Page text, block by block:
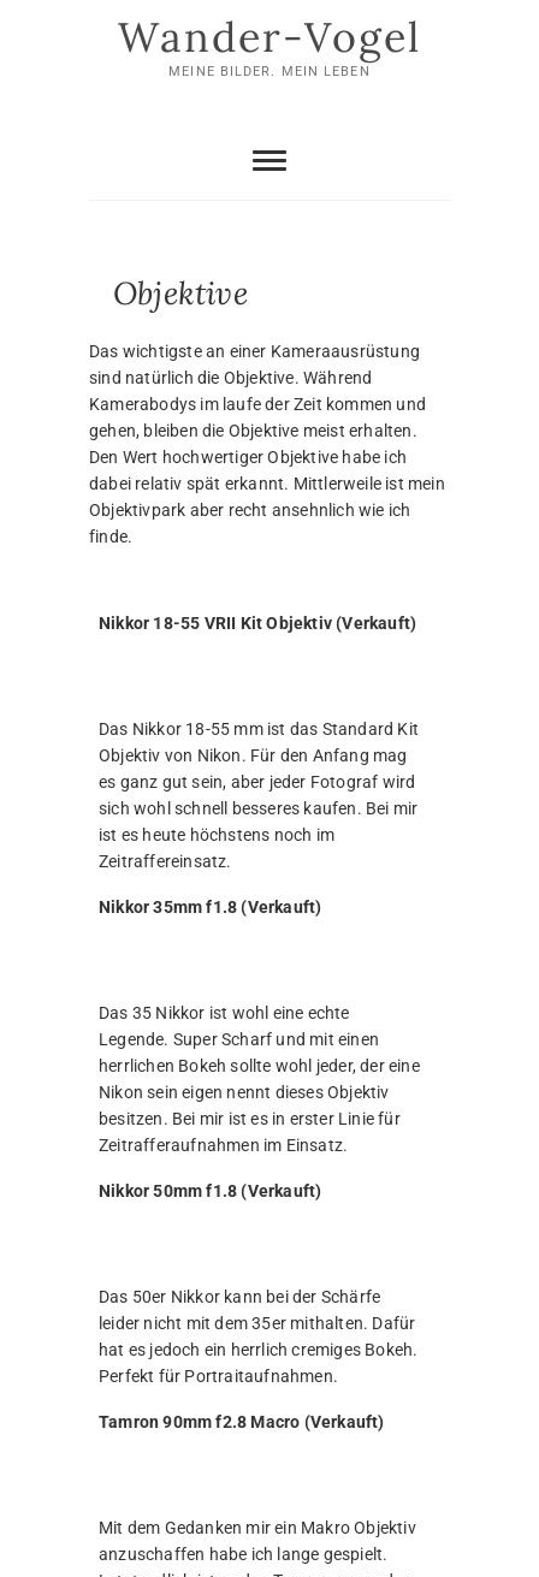
Wander-Vogel
MEINE BILDER. MEIN LEBEN
Objektive
Das wichtigste an einer Kameraausrüstung
sind natürlich die Objektive. Während
Kamerabodys im laufe der Zeit kommen und
gehen, bleiben die Objektive meist erhalten.
Den Wert hochwertiger Objektive habe ich
dabei relativ spät erkannt. Mittlerweile ist mein
Objektivpark aber recht ansehnlich wie ich
finde.
Nikkor 18-55 VRII Kit Objektiv (Verkauft)
Das Nikkor 18-55 mm ist das Standard Kit
Objektiv von Nikon. Für den Anfang mag
es ganz gut sein, aber jeder Fotograf wird
sich wohl schnell besseres kaufen. Bei mir
ist es heute höchstens noch im
Zeitraffereinsatz.
Nikkor 35mm f1.8 (Verkauft)
Das 35 Nikkor ist wohl eine echte
Legende. Super Scharf und mit einen
herrlichen Bokeh sollte wohl jeder, der eine
Nikon sein eigen nennt dieses Objektiv
besitzen. Bei mir ist es in erster Linie für
Zeitrafferaufnahmen im Einsatz.
Nikkor 50mm f1.8 (Verkauft)
Das 50er Nikkor kann bei der Schärfe
leider nicht mit dem 35er mithalten. Dafür
hat es jedoch ein herrlich cremiges Bokeh.
Perfekt für Portraitaufnahmen.
Tamron 90mm f2.8 Macro (Verkauft)
Mit dem Gedanken mir ein Makro Objektiv
anzuschaffen habe ich lange gespielt.